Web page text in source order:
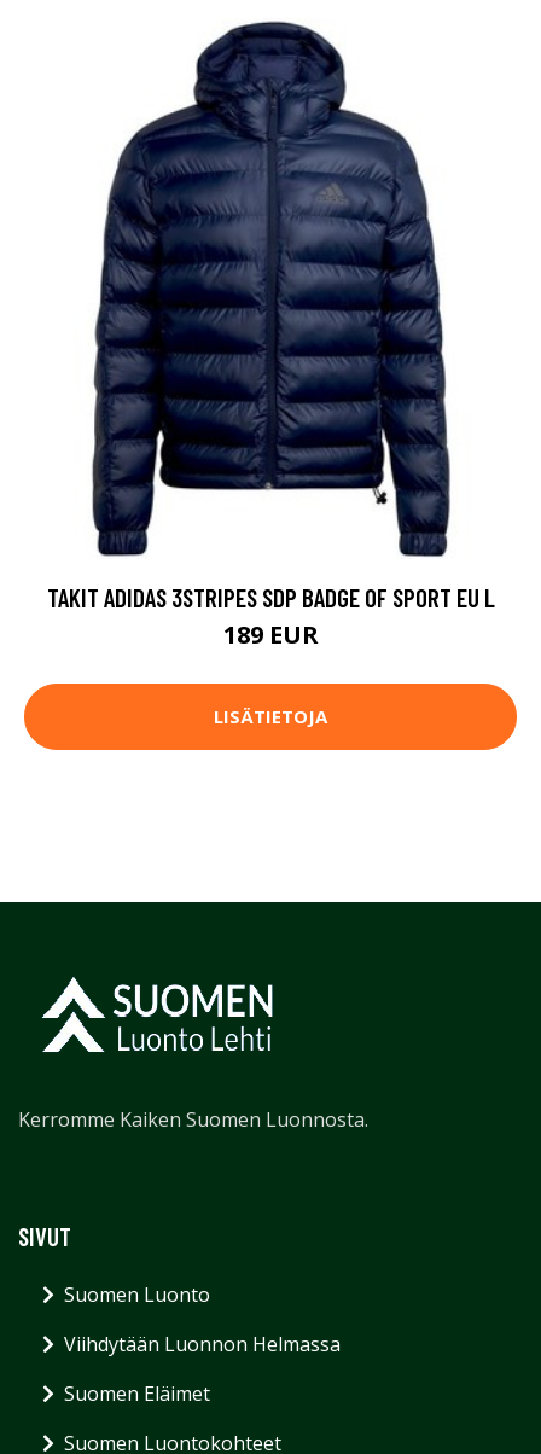
TAKIT ADIDAS 3STRIPES SDP BADGE OF SPORT EU L
189 EUR
LISÄTIETOJA
Kerromme Kaiken Suomen Luonnosta.
SIVUT
Suomen Luonto
Viihdytään Luonnon Helmassa
Suomen Eläimet
Suomen Luontokohteet